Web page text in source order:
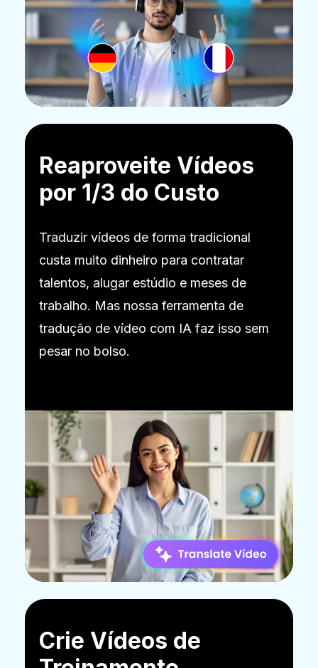
Reaproveite Vídeos
por 1/3 do Custo
Traduzir vídeos de forma tradicional
custa muito dinheiro para contratar
talentos, alugar estúdio e meses de
trabalho. Mas nossa ferramenta de
tradução de vídeo com IA faz isso sem
pesar no bolso.
Crie Vídeos de